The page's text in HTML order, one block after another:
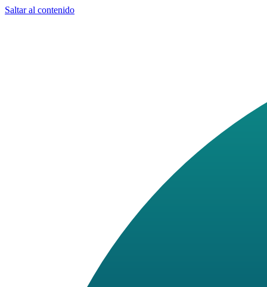
Saltar al contenido